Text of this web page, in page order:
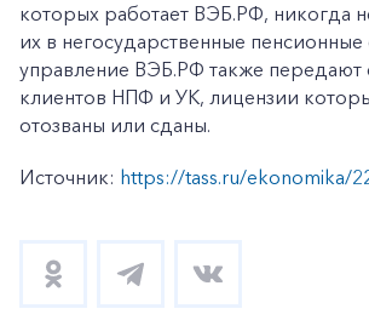
которых работает ВЭБ.РФ, никогда
их в негосударственные
управление ВЭБ.РФ также передают
клиентов НПФ и УК, лицензии
отозваны или сданы.
Источник: https://tass.ru/ekonomika/